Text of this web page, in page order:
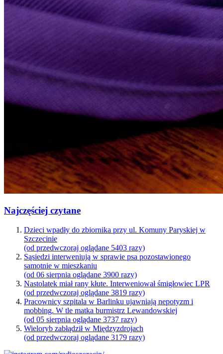
Najczęściej czytane
Dzieci wpadły do zbiornika przy ul. Komuny Paryskiej w
Szczecinie
(od przedwczoraj oglądane 5403 razy)
Sąsiedzi interweniują w sprawie psa pozostawionego
samotnie w mieszkaniu
(od 06 sierpnia oglądane 3900 razy)
Nastolatek miał rany kłute. Interweniował śmigłowiec LPR
(od przedwczoraj oglądane 3819 razy)
Pracownicy szpitala w Barlinku ujawniają nepotyzm i
mobbing. W tle matka burmistrz Lewandowskiej
(od 05 sierpnia oglądane 3737 razy)
Wieloryb zabłądził w Międzyzdrojach
(od przedwczoraj oglądane 3179 razy)